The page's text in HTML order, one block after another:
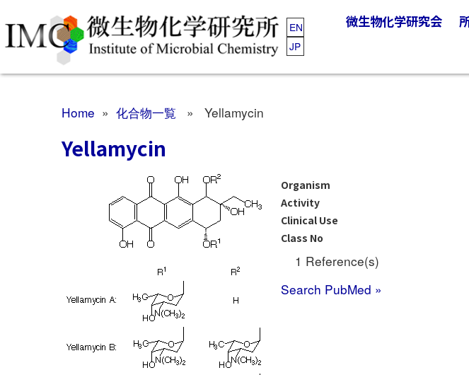
EN
JP
微生物化学研究会
Home » 化合物一覧 » Yellamycin
Yellamycin
Organism
Activity
Clinical Use
Class No
1 Reference(s)
Search PubMed »